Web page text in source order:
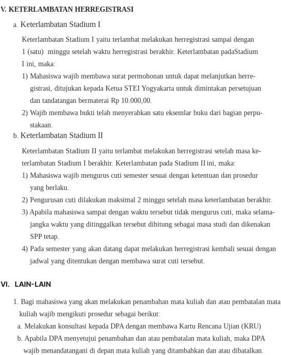
V. KETERLAMBATAN HERREGISTRASI
a. Keterlambatan Stadium I
Keterlambatan Stadium I yaitu terlambat melakukan herregistrasi sampai dengan
1 (satu) minggu setelah waktu herregistrasi berakhir. Keterlambatan padaStadium
I ini, maka:
1) Mahasiswa wajib membawa surat permohonan untuk dapat melanjutkan herre-
gistrasi, ditujukan kepada Ketua STEI Yogyakarta untuk dimintakan persetujuan
dan tandatangan bermaterai Rp 10.000,00.
2) Wajib membawa bukti telah menyerahkan satu eksemlar buku dari bagian perpu-
stakaan.
b. Keterlambatan Stadium II
Keterlambatan Stadium II yaitu terlambat melakukan herregistrasi setelah masa ke-
terlambatan Stadium I berakhir.Keterlambatan pada Stadium II ini, maka:
1) Mahasiswa wajib mengurus cuti semester sesuai dengan ketentuan dan prosedur
yang berlaku.
2) Pengurusan cuti dilakukan maksimal 2 minggu setelah masa keterlambatan berakhir.
3) Apabila mahasiswa sampai dengan waktu tersebut tidak mengurus cuti, maka selama-
jangka waktu yang ditinggalkan tersebut dihitung sebagai masa studi dan dikenakan
SPP tetap.
4) Pada semester yang akan datang dapat melakukan herregistrasi kembali sesuai dengan
jadwal yang ditentukan dengan membawa surat cuti tersebut.
VI. LAIN-LAIN
1.Bagi mahasiswa yang akan melakukan penambahan mata kuliah dan atau pembatalan mata
kuliah wajib mengikuti prosedur sebagai berikut:
a. Melakukan konsultasi kepada DPA dengan membawa Kartu Rencana Ujian (KRU)
b. Apabila DPA menyetujui penambahan dan atau pembatalan mata kuliah,maka DPA
wajib menandatangani di depan mata kuliah yang ditambahkan dan atau dibatalkan.